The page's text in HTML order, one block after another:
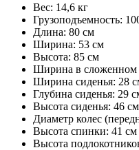
Вес: 14,6 кг
Грузоподъемность:
Длина: 80 см
Ширина: 53 см
Высота: 85 см
Ширина в сложенном
Ширина сиденья: 28
Глубина сиденья: 29
Высота сиденья: 46 см
Диаметр колес
Высота спинки: 41 см
Высота